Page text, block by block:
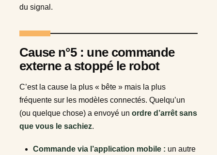
du signal.
Cause n°5 : une commande
externe a stoppé le robot
C’est la cause la plus « bête » mais la plus
fréquente sur les modèles connectés. Quelqu’un
(ou quelque chose) a envoyé un ordre d’arrêt sans
que vous le sachiez.
Commande via l’application mobile : un autre